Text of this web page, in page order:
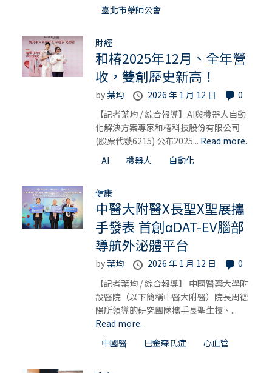
臺北市藥師公會
財經
和椿2025年12月、全年營
收，雙創歷史新高！
by葉均 2026 年 1 月 12 日
0
【記者葉均 / 綜合報導】AI與機器人自動
化解決方案專家和椿科技股份有限公司
(股票代號6215) 公布2025... Read more.
AI
機器人 自動化
健康
中醫大附醫X長聖X聖展攜
手發表 首創αDAT-EV腦部
導航外泌體平台
by葉均 2026 年 1 月 12 日
0
【記者葉均 / 綜合報導】 中國醫藥大學附
設醫院（以下簡稱中醫大附醫）院長周德
陽所領導的研究團隊攜手長聖生技、...
Read more.
中國醫
巴金森氏症 心血管